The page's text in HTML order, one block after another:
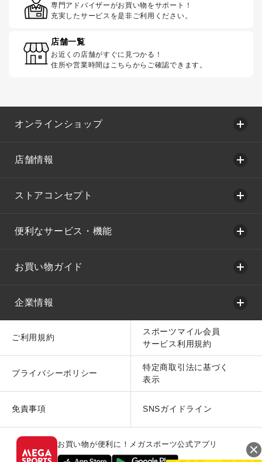
専門アドバイザーがお買い物をサポート！
充実したサービスを是非ご利用ください。
店舗一覧
お近くの店舗がすぐに見つかる！
住所や営業時間はこちらからご確認できます。
オンラインショップ
店舗情報
ストアコンセプト
便利なサービス・機能
お買い物ガイド
企業情報
ご利用規約
スポーツマイル会員
サービス利用規約
プライバシーポリシー
特定商取引法に基づく
表示
免責事項 SNSガイドライン
お買い物が便利に！メガスポーツ公式アプリ